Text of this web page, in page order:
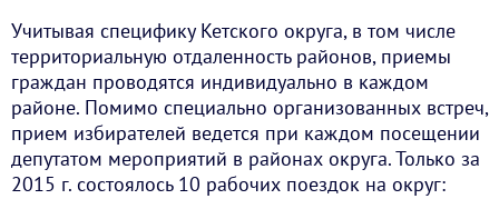
Учитывая специфику Кетского округа, в том числе
территориальную отдаленность районов, приемы
граждан проводятся индивидуально в каждом
районе. Помимо специально организованных встреч,
прием избирателей ведется при каждом посещении
депутатом мероприятий в районах округа. Только за
2015 г. состоялось 10 рабочих поездок на округ: